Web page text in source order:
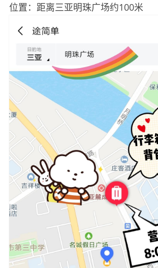
位置：距离三亚明珠广场约100米